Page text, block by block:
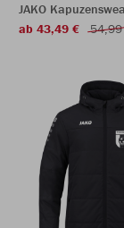
JAKO
ab 43,49 €